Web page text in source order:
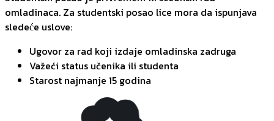
omladinaca. Za studentski posao lice mora da ispunjava
sledeće uslove:
Ugovor za rad koji izdaje omladinska zadruga
Važeći status učenika ili studenta
Starost najmanje 15 godina